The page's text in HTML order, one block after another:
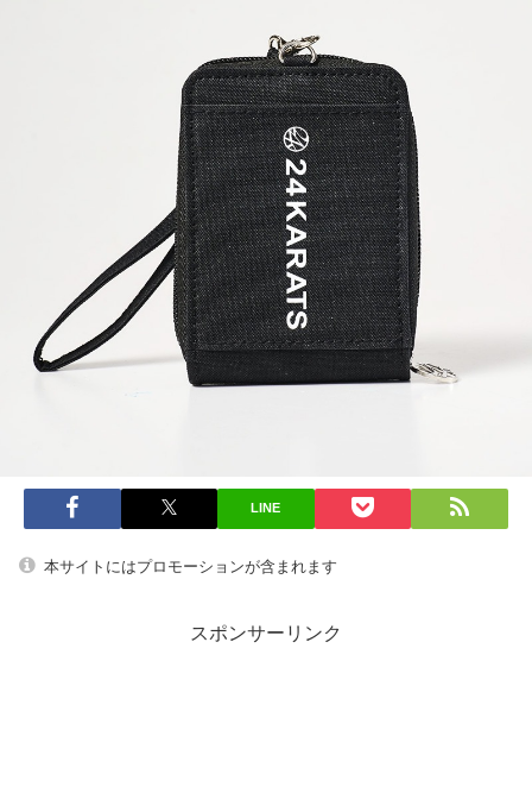
LINE
本サイトにはプロモーションが含まれます
スポンサーリンク